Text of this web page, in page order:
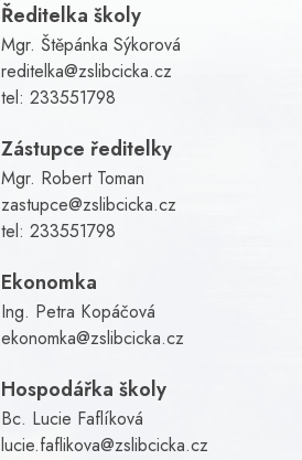
Ředitelka školy
Mgr. Štěpánka Sýkorová
reditelka@zslibcicka.cz
tel: 233551798
Zástupce ředitelky
Mgr. Robert Toman
zastupce@zslibcicka.cz
tel: 233551798
Ekonomka
Ing. Petra Kopáčová
ekonomka@zslibcicka.cz
Hospodářka školy
Bc. Lucie Faflíková
lucie.faflikova@zslibcicka.cz